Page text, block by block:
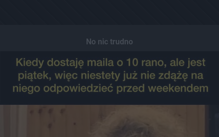
No nic trudno